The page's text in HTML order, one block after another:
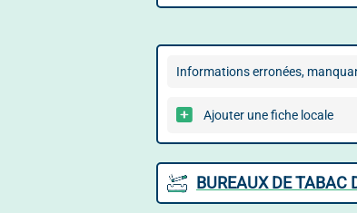
Informations erronées,
Ajouter une fiche locale
BUREAUX DE TABAC